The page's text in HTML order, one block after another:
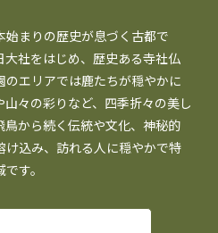
まりの歴史が息づく古都で
社をはじめ、歴史ある寺社仏
エリアでは鹿たちが穏やかに
々の彩りなど、四季折々の美し
から続く伝統や文化、神秘的
込み、訪れる人に穏やかで特
す。